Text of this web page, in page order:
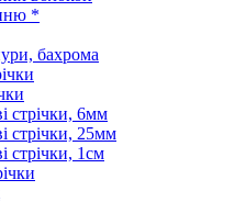
*
бахрома
стрічки, 6мм
стрічки, 25мм
стрічки, 1см